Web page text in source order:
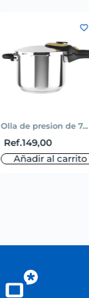
Olla de presion de 7...
Ref.149,00
Añadir al carrito